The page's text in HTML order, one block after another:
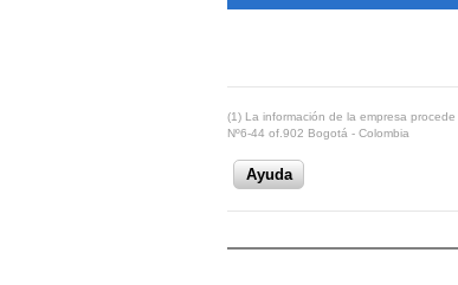
(1) La información de la empresa
Nº6-44 of.902 Bogotá - Colombia
Ayuda